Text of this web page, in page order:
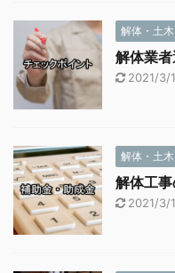
解体・土
解体業
2021/3/1
解体・土
解体工
2021/3/1